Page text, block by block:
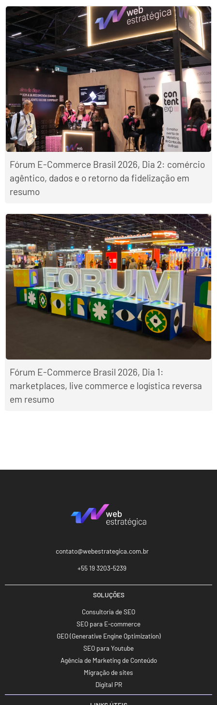
Fórum E-Commerce Brasil 2026, Dia 2: comércio
agêntico, dados e o retorno da fidelização em
resumo
Fórum E-Commerce Brasil 2026, Dia 1:
marketplaces, live commerce e logística reversa
em resumo
contato@webestrategica.com.br
+55 19 3203-5239
SOLUÇÕES
Consultoria de SEO
SEO para E-commerce
GEO (Generative Engine Optimization)
SEO para Youtube
Agência de Marketing de Conteúdo
Migração de sites
Digital PR